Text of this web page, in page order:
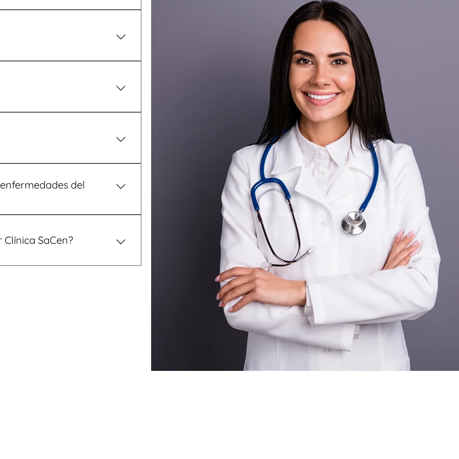
gastroenterología y
Si tienes dudas sobre tu
Tlacotalpan 59, Centro
en nuestra página, selecciona
También puedes hacerlo
del
vesicular, y más. Además,
y colonoscopias.
SaCen?
médicos expertos,